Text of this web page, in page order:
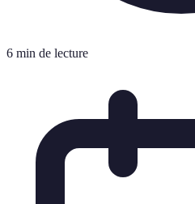
6 min de lecture